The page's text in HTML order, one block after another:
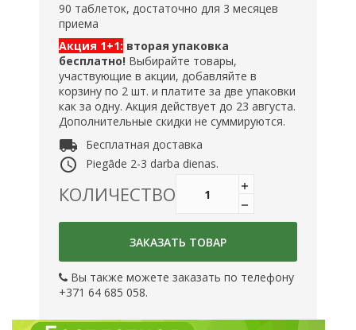
90 таблеток, достаточно для 3 месяцев
приема
Акция 1+1: вторая упаковка
бесплатно! Выбирайте товары,
участвующие в акции, добавляйте в
корзину по 2 шт. и платите за две упаковки
как за одну. Акция действует до 23 августа.
Дополнительные скидки не суммируются.
local_shipping Бесплатная доставка
access_time Piegāde 2-3 darba dienas.
КОЛИЧЕСТВО
ЗАКАЗАТЬ ТОВАР
Вы также можете заказать по телефону
+371 64 685 058.